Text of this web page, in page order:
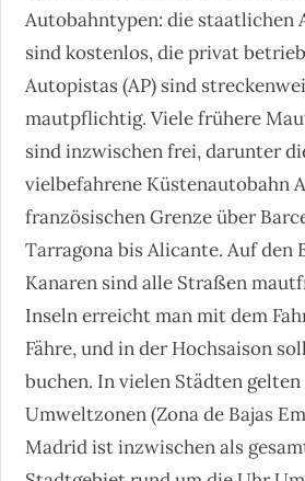
Autobahntypen: die staatlichen
sind kostenlos, die privat
Autopistas (AP) sind
mautpflichtig. Viele frühere
sind inzwischen frei, darunter
vielbefahrene Küstenautobahn
französischen Grenze über
Tarragona bis Alicante. Auf den
Kanaren sind alle Straßen
Inseln erreicht man mit dem
Fähre, und in der Hochsaison
buchen. In vielen Städten gelten
Umweltzonen (Zona de Bajas
Madrid ist inzwischen als